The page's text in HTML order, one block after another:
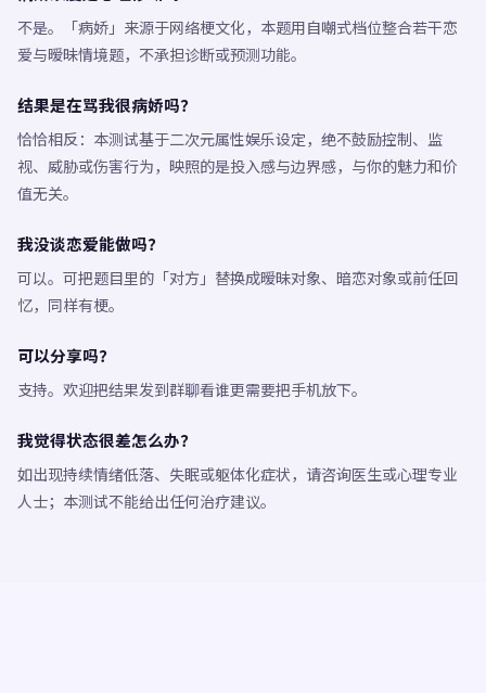
不是。「病娇」来源于网络梗文化，本题用自嘲式档位整合若干恋
爱与暧昧情境题，不承担诊断或预测功能。
结果是在骂我很病娇吗？
恰恰相反：本测试基于二次元属性娱乐设定，绝不鼓励控制、监
视、威胁或伤害行为，映照的是投入感与边界感，与你的魅力和价
值无关。
我没谈恋爱能做吗？
可以。可把题目里的「对方」替换成暧昧对象、暗恋对象或前任回
忆，同样有梗。
可以分享吗？
支持。欢迎把结果发到群聊看谁更需要把手机放下。
我觉得状态很差怎么办？
如出现持续情绪低落、失眠或躯体化症状，请咨询医生或心理专业
人士；本测试不能给出任何治疗建议。